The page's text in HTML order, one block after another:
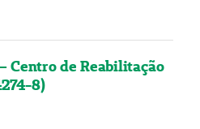
Centro de Reabilitação
8)